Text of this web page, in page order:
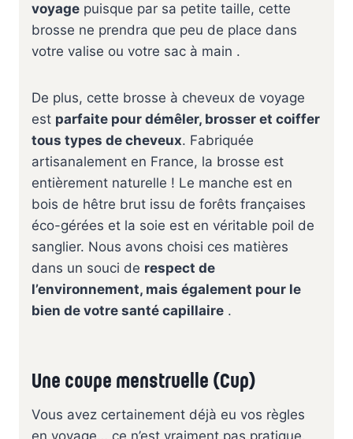
voyage puisque par sa petite taille, cette
brosse ne prendra que peu de place dans
votre valise ou votre sac à main .
De plus, cette brosse à cheveux de voyage
est parfaite pour démêler, brosser et coiffer
tous types de cheveux. Fabriquée
artisanalement en France, la brosse est
entièrement naturelle ! Le manche est en
bois de hêtre brut issu de forêts françaises
éco-gérées et la soie est en véritable poil de
sanglier. Nous avons choisi ces matières
dans un souci de respect de
l’environnement, mais également pour le
bien de votre santé capillaire ️.
Une coupe menstruelle (Cup)
Vous avez certainement déjà eu vos règles